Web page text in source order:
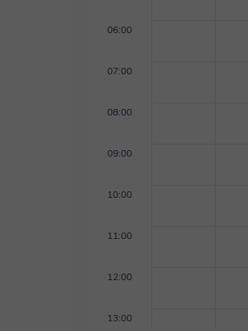
06:00
07:00
08:00
09:00
10:00
11:00
12:00
13:00